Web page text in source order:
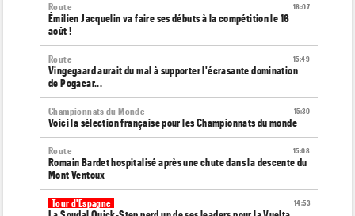
16:07
Route
Émilien Jacquelin va faire ses débuts à la compétition le 16
août !
15:49
Route
Vingegaard aurait du mal à supporter l'écrasante domination
de Pogacar...
15:30
Championnats du Monde
Voici la sélection française pour les Championnats du monde
15:08
Route
Romain Bardet hospitalisé après une chute dans la descente du
Mont Ventoux
14:53
Tour d'Espagne